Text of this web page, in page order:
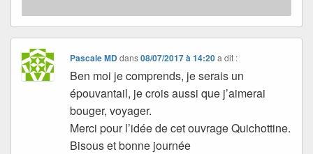
Pascale MDdans08/07/2017 à 14:20 a dit :
Ben moi je comprends, je serais un
épouvantail, je crois aussi que j’aimerai
bouger, voyager.
Merci pour l’idée de cet ouvrage Quichottine.
Bisous et bonne journée